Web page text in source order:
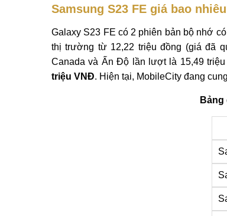
Samsung S23 FE giá bao
Galaxy S23 FE có 2 phiên bản bộ nhớ
thị trường từ 12,22 triệu đồng (giá đã
Canada và Ấn Độ lần lượt là 15,49
triệu VNĐ. Hiện tại, MobileCity đang
Bảng